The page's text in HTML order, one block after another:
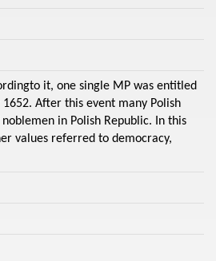
it, one single MP was entitled
After this event many Polish
in Polish Republic. In this
values referred to democracy,